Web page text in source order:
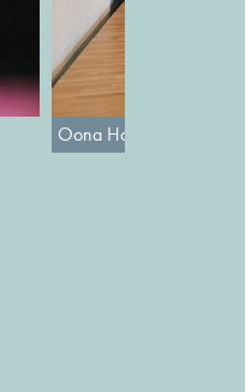
Oona Horx-Strathern